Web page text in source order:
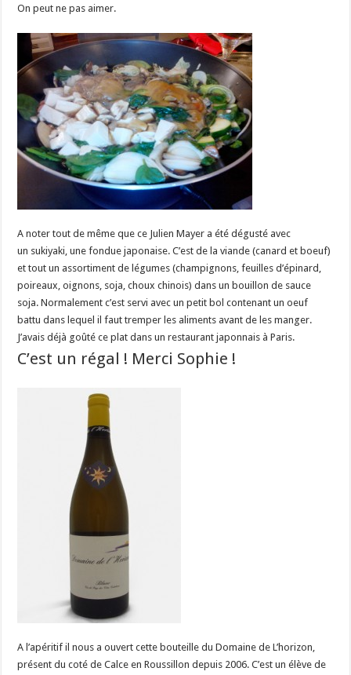
On peut ne pas aimer.
A noter tout de même que ce Julien Mayer a été dégusté avec
un sukiyaki, une fondue japonaise. C’est de la viande (canard et boeuf)
et tout un assortiment de légumes (champignons, feuilles d’épinard,
poireaux, oignons, soja, choux chinois) dans un bouillon de sauce
soja. Normalement c’est servi avec un petit bol contenant un oeuf
battu dans lequel il faut tremper les aliments avant de les manger.
J’avais déjà goûté ce plat dans un restaurant japonnais à Paris.
C’est un régal ! Merci Sophie !
A l’apéritif il nous a ouvert cette bouteille du Domaine de L’horizon,
présent du coté de Calce en Roussillon depuis 2006. C’est un élève de